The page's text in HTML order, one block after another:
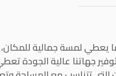
يعطي لمسة جمالية
جهاتنا عالية الجودة